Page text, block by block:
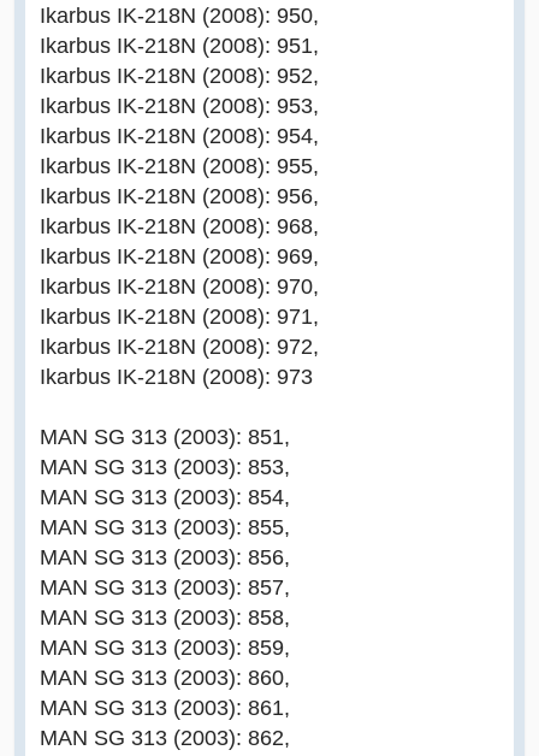
Ikarbus IK-218N (2008): 950,
Ikarbus IK-218N (2008): 951,
Ikarbus IK-218N (2008): 952,
Ikarbus IK-218N (2008): 953,
Ikarbus IK-218N (2008): 954,
Ikarbus IK-218N (2008): 955,
Ikarbus IK-218N (2008): 956,
Ikarbus IK-218N (2008): 968,
Ikarbus IK-218N (2008): 969,
Ikarbus IK-218N (2008): 970,
Ikarbus IK-218N (2008): 971,
Ikarbus IK-218N (2008): 972,
Ikarbus IK-218N (2008): 973
MAN SG 313 (2003): 851,
MAN SG 313 (2003): 853,
MAN SG 313 (2003): 854,
MAN SG 313 (2003): 855,
MAN SG 313 (2003): 856,
MAN SG 313 (2003): 857,
MAN SG 313 (2003): 858,
MAN SG 313 (2003): 859,
MAN SG 313 (2003): 860,
MAN SG 313 (2003): 861,
MAN SG 313 (2003): 862,